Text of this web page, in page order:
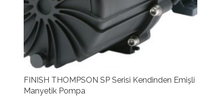
FINISH THOMPSON SP Serisi Kendinden Emişli
Manyetik Pompa